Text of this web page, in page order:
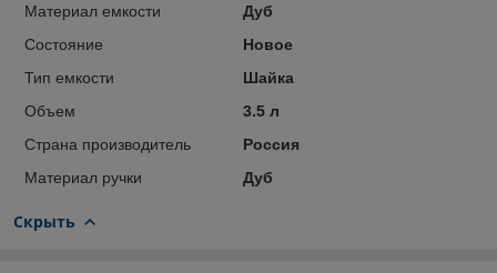
Материал емкости
Дуб
Состояние
Новое
Тип емкости
Шайка
Объем
3.5 л
Страна производитель
Россия
Материал ручки
Дуб
Скрыть